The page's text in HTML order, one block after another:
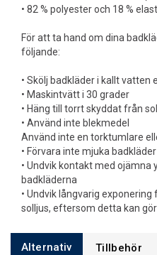
• 82 % polyester och 18 %
För att ta hand om dina
följande:
• Skölj badkläder i kallt vatten
• Maskintvätt i 30 grader
• Häng till torrt skyddat från
• Använd inte blekmedel
Använd inte en torktumlare
• Förvara inte mjuka
• Undvik kontakt med
badkläderna
• Undvik långvarig
solljus, eftersom detta kan
Alternativ Tillbehör